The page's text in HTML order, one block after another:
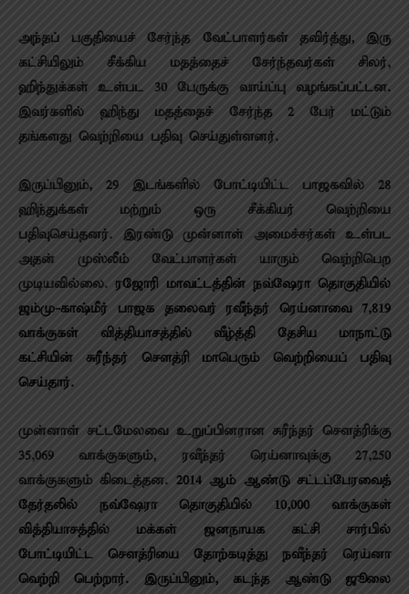
அந்தப் பகுதியைச் சேர்ந்த வேட்பாளர்கள் தவிர்த்து, இரு
கட்சியிலும் சீக்கிய மதத்தைச் சேர்ந்தவர்கள் சிலர்,
ஹிந்துக்கள் உள்பட 30 பேருக்கு வாய்ப்பு வழங்கப்பட்டன.
இவர்களில் ஹிந்து மதத்தைச் சேர்ந்த 2 பேர் மட்டும்
தங்களது வெற்றியை பதிவு செய்துள்ளனர்.
இருப்பினும், 29 இடங்களில் போட்டியிட்ட பாஜகவில் 28
ஹிந்துக்கள் மற்றும் ஒரு சீக்கியர் வெற்றியை
பதிவுசெய்தனர். இரண்டு முன்னாள் அமைச்சர்கள் உள்பட
அதன் முஸ்லீம் வேட்பாளர்கள் யாரும் வெற்றிபெற
முடியவில்லை. ரஜோரி மாவட்டத்தின் நவ்ஷேரா தொகுதியில்
ஜம்மு-காஷ்மீர் பாஜக தலைவர் ரவீந்தர் ரெய்னாவை 7,819
வாக்குகள் வித்தியாசத்தில் வீழ்த்தி தேசிய மாநாட்டு
கட்சியின் சுரீந்தர் சௌத்ரி மாபெரும் வெற்றியைப் பதிவு
செய்தார்.
முன்னாள் சட்டமேலவை உறுப்பினரான சுரீந்தர் சௌத்ரிக்கு
35,069 வாக்குகளும், ரவீந்தர் ரெய்னாவுக்கு 27,250
வாக்குகளும் கிடைத்தன. 2014 ஆம் ஆண்டு சட்டப்பேரவைத்
தேர்தலில் நவ்ஷேரா தொகுதியில் 10,000 வாக்குகள்
வித்தியாசத்தில் மக்கள் ஜனநாயக கட்சி சார்பில்
போட்டியிட்ட சௌத்ரியை தோற்கடித்து நவீந்தர் ரெய்னா
வெற்றி பெற்றார். இருப்பினும், கடந்த ஆண்டு ஜூலை